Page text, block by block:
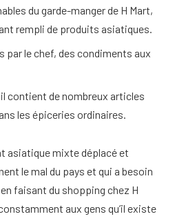
du garde-manger de H Mart,
rempli de produits asiatiques.
par le chef, des condiments aux
contient de nombreux articles
les épiceries ordinaires.
asiatique mixte déplacé et
le mal du pays et qui a besoin
faisant du shopping chez H
aux gens qu’il existe